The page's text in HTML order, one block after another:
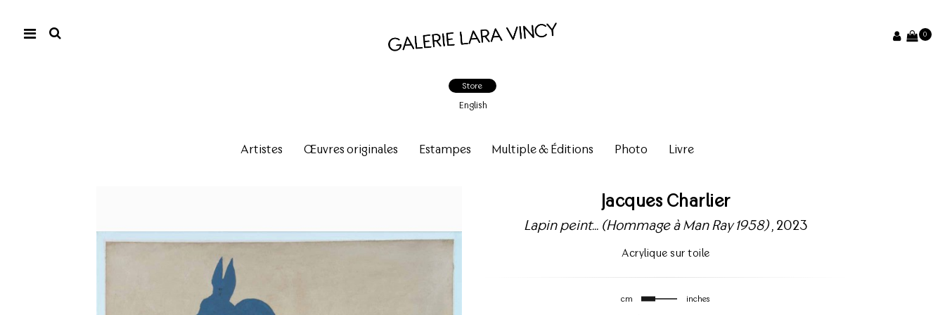
0
Store
English
Artistes Œuvres originales Estampes Multiple & Éditions Photo Livre
Jacques Charlier
Lapin peint... (Hommage à Man Ray 1958), 2023
Acrylique sur toile
cm inches